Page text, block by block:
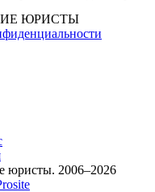
ЮРИСТЫ
юристы. 2006–2026